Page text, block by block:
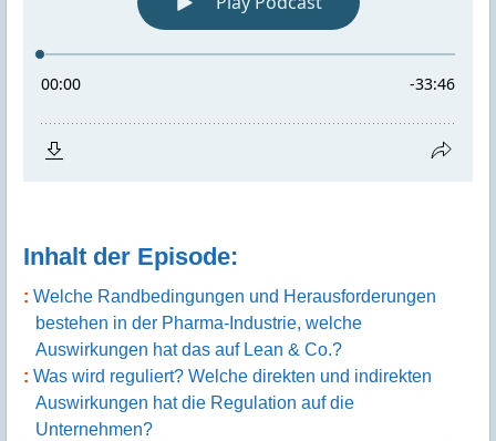
Inhalt der Episode:
Welche Randbedingungen und Herausforderungen
bestehen in der Pharma-Industrie, welche
Auswirkungen hat das auf Lean & Co.?
Was wird reguliert? Welche direkten und indirekten
Auswirkungen hat die Regulation auf die
Unternehmen?